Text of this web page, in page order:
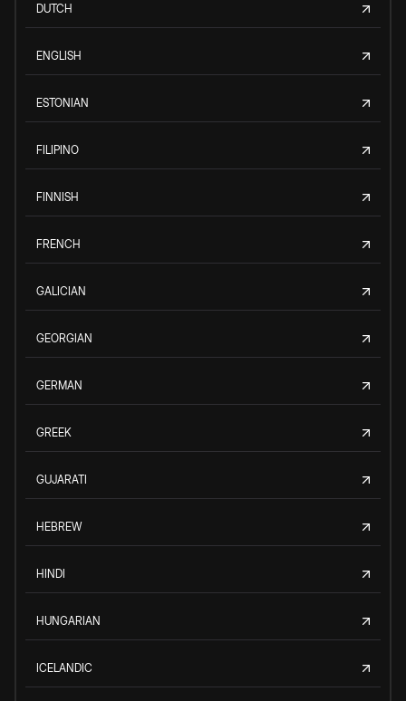
DUTCH
ENGLISH
ESTONIAN
FILIPINO
FINNISH
FRENCH
GALICIAN
GEORGIAN
GERMAN
GREEK
GUJARATI
HEBREW
HINDI
HUNGARIAN
ICELANDIC